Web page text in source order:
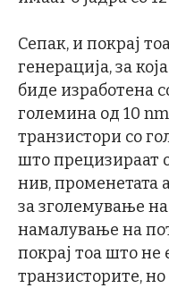
Сепак, и покрај
генерација, за
биде изработена
големина од 10
транзистори со
што прецизираат
нив, променетата
за зголемување
намалување на
покрај тоа што не
транзисторите,